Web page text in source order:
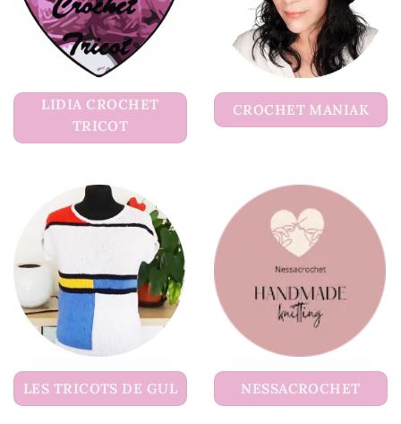
LIDIA CROCHET
TRICOT
CROCHET MANIAK
LES TRICOTS DE GUL NESSACROCHET